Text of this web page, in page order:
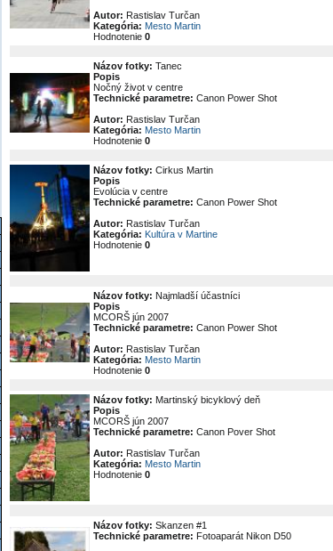
Autor: Rastislav Turčan
Kategória: Mesto Martin
Hodnotenie 0
Názov fotky: Tanec
Popis
Nočný život v centre
Technické parametre: Canon Power Shot
Autor: Rastislav Turčan
Kategória: Mesto Martin
Hodnotenie 0
Názov fotky: Cirkus Martin
Popis
Evolúcia v centre
Technické parametre: Canon Power Shot
Autor: Rastislav Turčan
Kategória: Kultúra v Martine
Hodnotenie 0
Názov fotky: Najmladší účastníci
Popis
MCORŠ jún 2007
Technické parametre: Canon Power Shot
Autor: Rastislav Turčan
Kategória: Mesto Martin
Hodnotenie 0
Názov fotky: Martinský bicyklový deň
Popis
MCORŠ jún 2007
Technické parametre: Canon Pover Shot
Autor: Rastislav Turčan
Kategória: Mesto Martin
Hodnotenie 0
Názov fotky: Skanzen #1
Technické parametre: Fotoaparát Nikon D50